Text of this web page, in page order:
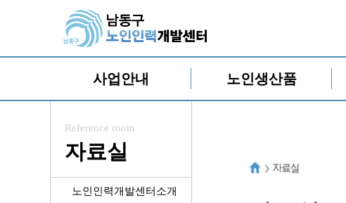
사업안내 노인생산품
Reference room
자료실
노인인력개발센터소개